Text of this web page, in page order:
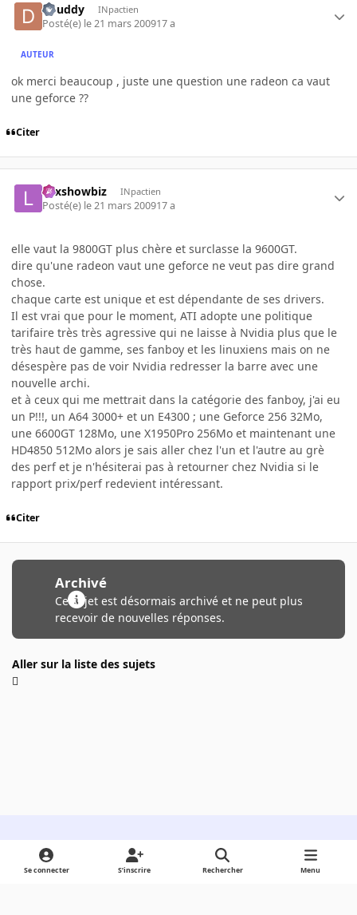
douddy INpactien
Posté(e) le 21 mars 200917 a
AUTEUR
ok merci beaucoup , juste une question une radeon ca vaut
une geforce ??
Citer
Lexshowbiz INpactien
Posté(e) le 21 mars 200917 a
elle vaut la 9800GT plus chère et surclasse la 9600GT.
dire qu'une radeon vaut une geforce ne veut pas dire grand
chose.
chaque carte est unique et est dépendante de ses drivers.
Il est vrai que pour le moment, ATI adopte une politique
tarifaire très très agressive qui ne laisse à Nvidia plus que le
très haut de gamme, ses fanboy et les linuxiens mais on ne
désespère pas de voir Nvidia redresser la barre avec une
nouvelle archi.
et à ceux qui me mettrait dans la catégorie des fanboy, j'ai eu
un P!!!, un A64 3000+ et un E4300 ; une Geforce 256 32Mo,
une 6600GT 128Mo, une X1950Pro 256Mo et maintenant une
HD4850 512Mo alors je sais aller chez l'un et l'autre au grè
des perf et je n'hésiterai pas à retourner chez Nvidia si le
rapport prix/perf redevient intéressant.
Citer
Archivé
Ce sujet est désormais archivé et ne peut plus
recevoir de nouvelles réponses.
Aller sur la liste des sujets
Light ModeDark ModeSystem Preference
Se connecter S’inscrire Rechercher Menu